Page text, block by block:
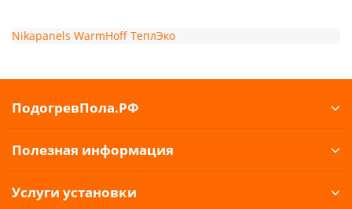
обогреватель
нагревательным элементом внутри.
Выполненный из хромоникелевого сплава
гибкость, прочность и долговечность.
На специальную напольную подставку
Nikapanels WarmHoff ТеплЭко
ПодогревПола.РФ
Полезная информация
Услуги установки